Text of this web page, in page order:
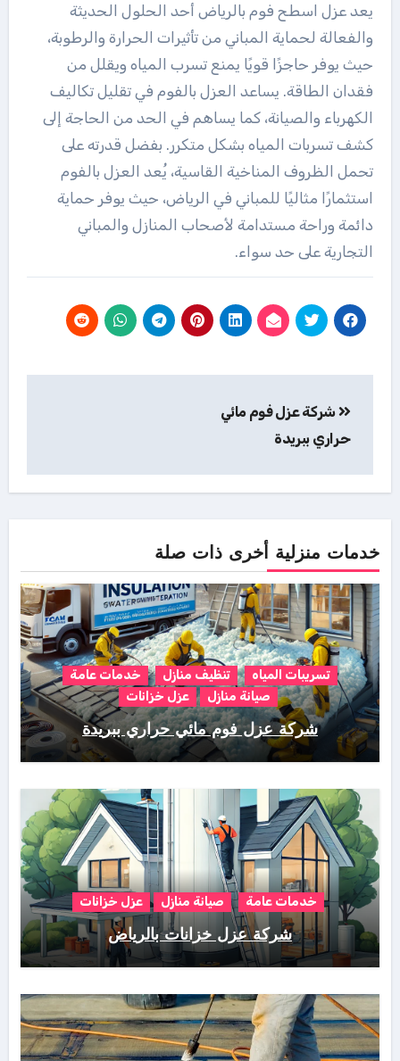
يعد عزل اسطح فوم بالرياض أحد الحلول الحديثة
والفعالة لحماية المباني من تأثيرات الحرارة والرطوبة،
حيث يوفر حاجزًا قويًا يمنع تسرب المياه ويقلل من
فقدان الطاقة. يساعد العزل بالفوم في تقليل تكاليف
الكهرباء والصيانة، كما يساهم في الحد من الحاجة إلى
كشف تسربات المياه بشكل متكرر. بفضل قدرته على
تحمل الظروف المناخية القاسية، يُعد العزل بالفوم
استثمارًا مثاليًا للمباني في الرياض، حيث يوفر حماية
دائمة وراحة مستدامة لأصحاب المنازل والمباني
التجارية على حد سواء.
المقالات
شركة عزل فوم مائي
حراري ببريدة
خدمات منزلية أخرى ذات صلة
تسريبات المياه تنظيف منازل
خدمات عامة
صيانة منازل
عزل خزانات
شركة عزل فوم مائي حراري ببريدة
خدمات عامة صيانة منازل عزل خزانات
شركة عزل خزانات بالرياض